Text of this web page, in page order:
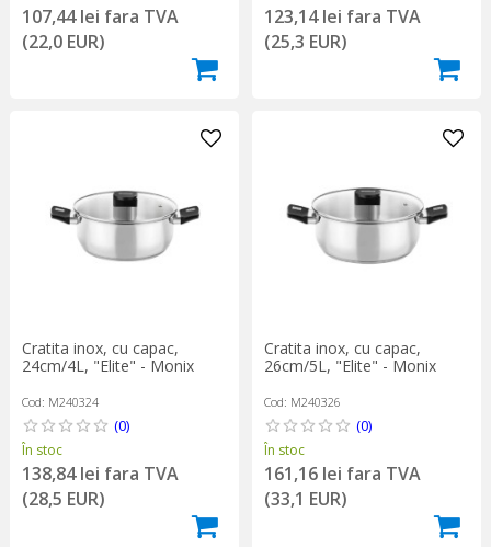
107,44 lei fara TVA
(22,0 EUR)
123,14 lei fara TVA
(25,3 EUR)
Cratita inox, cu capac,
24cm/4L, "Elite" - Monix
Cod: M240324
(0)
În stoc
138,84 lei fara TVA
(28,5 EUR)
Cratita inox, cu capac,
26cm/5L, "Elite" - Monix
Cod: M240326
(0)
În stoc
161,16 lei fara TVA
(33,1 EUR)